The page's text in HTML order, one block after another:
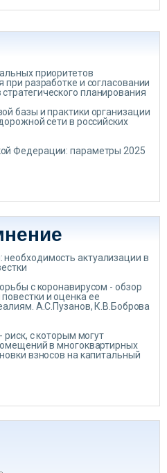
приоритетов
при разработке и согласовании
планирования
базы и практики организации
сети в российских
Федерации: параметры 2025
актуализации в
с коронавирусом - обзор
и оценка ее
А.С.Пузанов, К.В.Боброва
риск, с которым могут
в многоквартирных
взносов на капитальный